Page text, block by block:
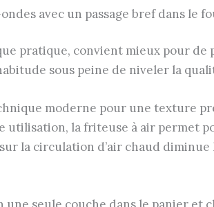
avec un passage bref dans
pratique, convient mieux pour de
sous peine de niveler la
moderne pour une texture
utilisation, la friteuse à air permet
la circulation d’air chaud